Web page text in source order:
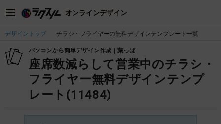
オンラインデザイン
デザイントップ チラシ・フライヤーの無料デザインテンプレート一覧
パソコンから簡単デザイン作成｜葉っぱ
座席数減らして営業中のチラシ・
フライヤー無料デザインテンプ
レート(11484)